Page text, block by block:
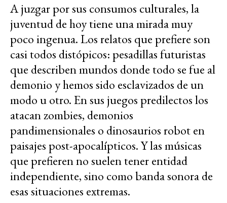
A juzgar por sus consumos culturales, la
juventud de hoy tiene una mirada muy
poco ingenua. Los relatos que prefiere son
casi todos distópicos: pesadillas futuristas
que describen mundos donde todo se fue al
demonio y hemos sido esclavizados de un
modo u otro. En sus juegos predilectos los
atacan zombies, demonios
pandimensionales o dinosaurios robot en
paisajes post-apocalípticos. Y las músicas
que prefieren no suelen tener entidad
independiente, sino como banda sonora de
esas situaciones extremas.